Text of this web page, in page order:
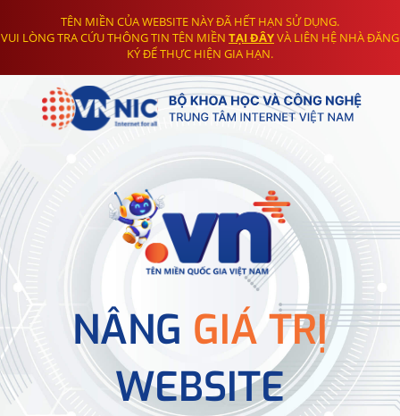
TÊN MIỀN CỦA WEBSITE NÀY ĐÃ HẾT HẠN SỬ DỤNG.
VUI LÒNG TRA CỨU THÔNG TIN TÊN MIỀN TẠI ĐÂYVÀ LIÊN HỆ NHÀ ĐĂNG
KÝ ĐỂ THỰC HIỆN GIA HẠN.
NÂNG GIÁ TRỊ
WEBSITE